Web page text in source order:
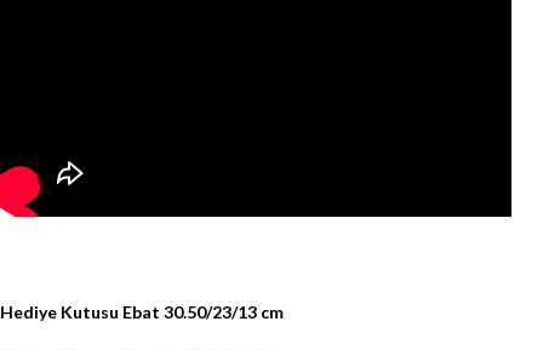
Hediye Kutusu Ebat 30.50/23/13 cm